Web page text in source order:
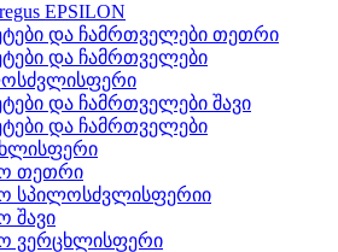
EPSILON
და ჩამრთველები თეთრი
და ჩამრთველები
და ჩამრთველები შავი
და ჩამრთველები
თეთრი
სპილოსძვლისფერიი
შავი
ვერცხლისფერი